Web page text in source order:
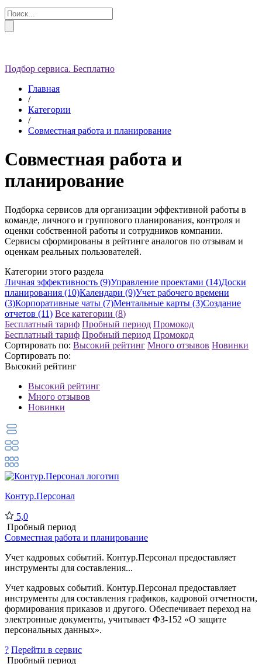
Подбор сервиса. Бесплатно
Главная
/
Категории
/
Совместная работа и планирование
Совместная работа и
планирование
Подборка сервисов для организации эффективной работы в
команде, личного и группового планирования, контроля и
оценки собственной работы и сотрудников компании.
Сервисы сформированы в рейтинге аналогов по отзывам и
оценкам реальных пользователей.
Категории этого раздела
Личная эффективность (9)Управление проектами (14)Доски
планирования (10)Календари (9)Учет рабочего времени
(3)Корпоративные чаты (7)Ментальные карты (3)Создание
отчетов (11) Все категории (8)
Бесплатный тариф Пробный период Промокод
Бесплатный тариф Пробный период Промокод
Сортировать по: Высокий рейтинг Много отзывов Новинки
Сортировать по:
Высокий рейтинг
Высокий рейтинг
Много отзывов
Новинки
Контур.Персонал
5,0
Пробный период
Совместная работа и планирование
Учет кадровых событий. Контур.Персонал предоставляет
инструменты для составления...
Учет кадровых событий. Контур.Персонал предоставляет
инструменты для составления графиков, кадровой отчетности,
формирования приказов и другого. Обеспечивает переход на
электронные документы, учитывает ФЗ-152 «О защите
персональных данных».
? Перейти в сервис
Пробный период